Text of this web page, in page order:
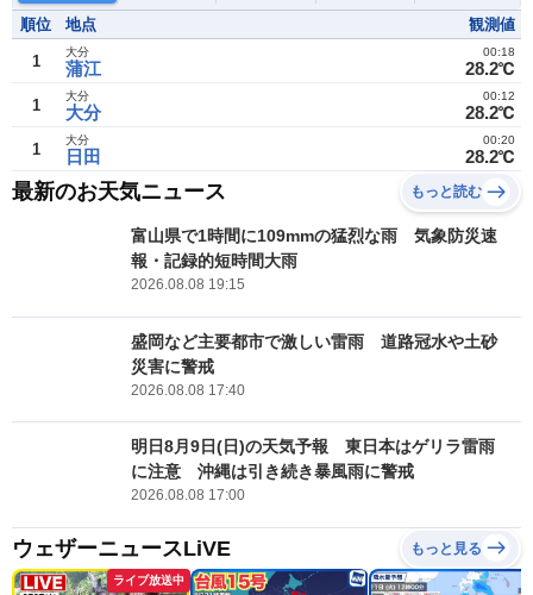
順位 地点 観測値
1 蒲江
大分
28.2℃
00:18
1 大分
大分
28.2℃
00:12
1 日田
大分
28.2℃
00:20
最新のお天気ニュース もっと読む
富山県で1時間に109mmの猛烈な雨 気象防災速
報・記録的短時間大雨
2026.08.08 19:15
盛岡など主要都市で激しい雷雨 道路冠水や土砂
災害に警戒
2026.08.08 17:40
明日8月9日(日)の天気予報 東日本はゲリラ雷雨
に注意 沖縄は引き続き暴風雨に警戒
2026.08.08 17:00
ウェザーニュースLiVE もっと見る
ライブ放送中